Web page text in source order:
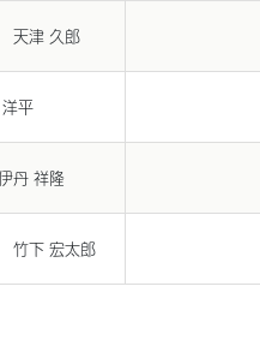
天津 久郎
平
丹 祥隆
竹下 宏太郎